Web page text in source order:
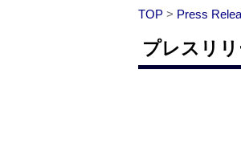
TOP > Press
プレスリ